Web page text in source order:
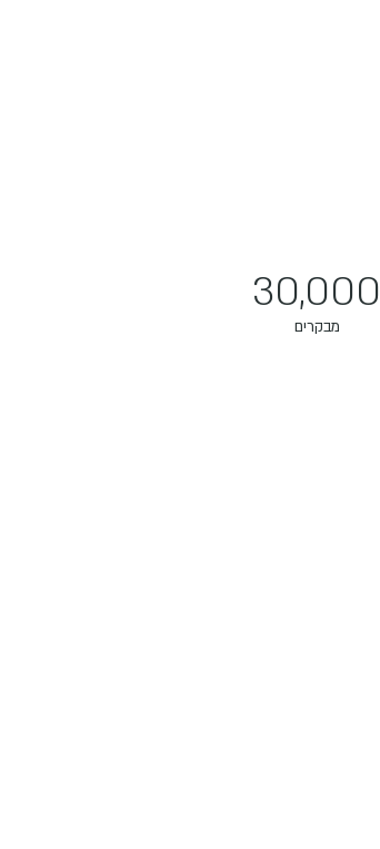
30,000
מבקרים